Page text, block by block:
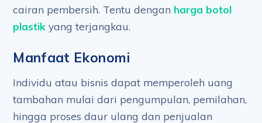
cairan pembersih. Tentu dengan harga botol
plastik yang terjangkau.
Manfaat Ekonomi
Individu atau bisnis dapat memperoleh uang
tambahan mulai dari pengumpulan, pemilahan,
hingga proses daur ulang dan penjualan